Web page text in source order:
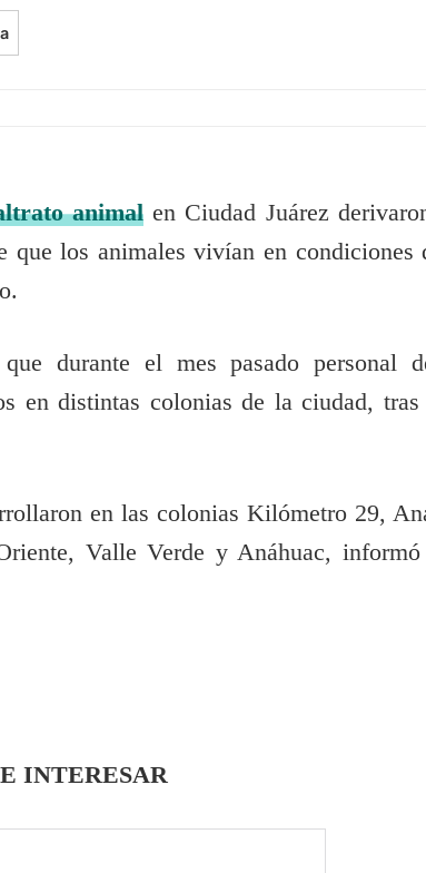
animal en Ciudad Juárez
que los animales vivían en condiciones
durante el mes pasado personal
en distintas colonias de la ciudad,
en las colonias Kilómetro 29,
Valle Verde y Anáhuac,
INTERESAR